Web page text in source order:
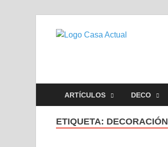
ARTÍCULOS DECO
ETIQUETA: DECORACIÓN